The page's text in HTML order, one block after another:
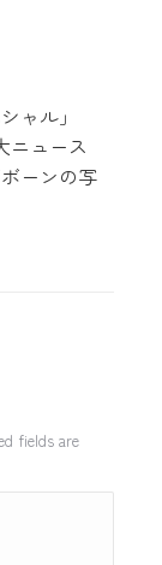
シャル」
ニュース
ーンの写
fields are